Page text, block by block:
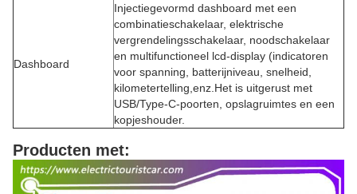
Dashboard
Injectiegevormd dashboard met een
combinatieschakelaar, elektrische
vergrendelingsschakelaar, noodschakelaar
en multifunctioneel lcd-display (indicatoren
voor spanning, batterijniveau, snelheid,
kilometertelling,enz.Het is uitgerust met
USB/Type-C-poorten, opslagruimtes en een
kopjeshouder.
Producten met: